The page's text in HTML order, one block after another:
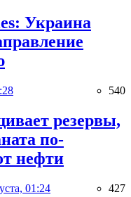
Украина
540
резервы,
по-
нефти
01:24 427